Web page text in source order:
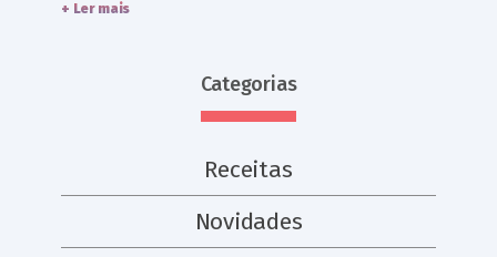
+ Ler mais
Categorias
Receitas
Novidades